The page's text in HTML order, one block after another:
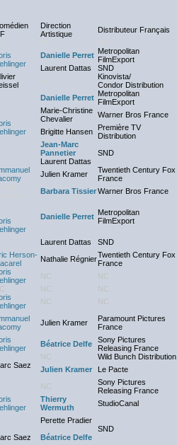
Direction
Artistique
Distributeur Français
Danielle Perret Metropolitan
FilmExport
Laurent Dattas SND
Kinovista/
Condor Distribution
Danielle Perret Metropolitan
FilmExport
Marie-Christine
Chevalier
Warner Bros France
Brigitte Hansen
Première TV
Distribution
Jean-Marc
Pannetier
SND
Laurent Dattas
Julien Kramer
Twentieth Century Fox
France
Barbara TissierWarner Bros France
Danielle Perret Metropolitan
FilmExport
Laurent Dattas SND
Herson- Nathalie RégnierTwentieth Century Fox
France
NC NC
NC
NC
NC NC
Julien Kramer
Paramount Pictures
France
Béatrice Delfe
Sony Pictures
Releasing France
Saez
NC
Wild Bunch Distribution
Julien Kramer
Le Pacte
NC
Sony Pictures
Releasing France
Thierry
Wermuth
StudioCanal
Perette Pradier
SND
Saez
Béatrice Delfe